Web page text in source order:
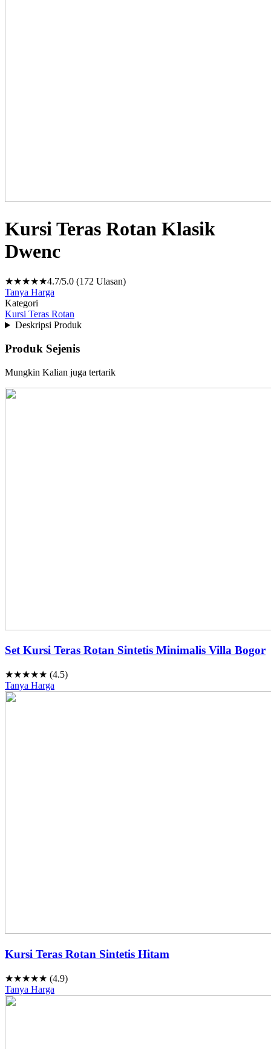
Kursi Teras Rotan Klasik
Dwenc
★★★★★4.7/5.0 (172 Ulasan)
Tanya Harga
Kategori
Kursi Teras Rotan
Deskripsi Produk
Produk Sejenis
Mungkin Kalian juga tertarik
Set Kursi Teras Rotan Sintetis Minimalis Villa Bogor
★★★★★ (4.5)
Tanya Harga
Kursi Teras Rotan Sintetis Hitam
★★★★★ (4.9)
Tanya Harga